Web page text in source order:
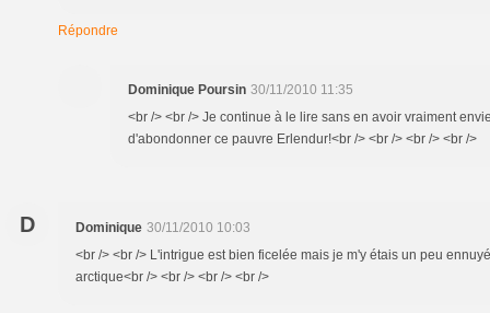
Répondre
Dominique Poursin 30/11/2010 11:35
<br /> <br /> Je continue à le lire sans en avoir vraiment
d'abondonner ce pauvre Erlendur!<br /> <br /> <br /> <br />
D Dominique 30/11/2010 10:03
<br /> <br /> L'intrigue est bien ficelée mais je m'y étais un peu
arctique<br /> <br /> <br /> <br />